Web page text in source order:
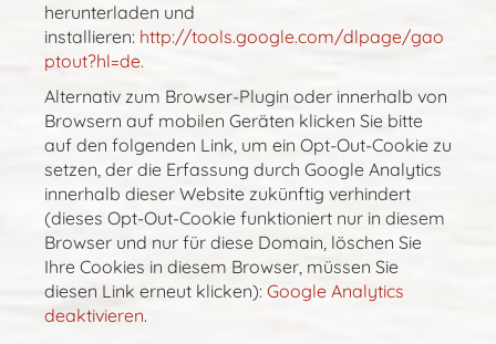
herunterladen und
installieren: http://tools.google.com/dlpage/gao
ptout?hl=de.
Alternativ zum Browser-Plugin oder innerhalb von
Browsern auf mobilen Geräten klicken Sie bitte
auf den folgenden Link, um ein Opt-Out-Cookie zu
setzen, der die Erfassung durch Google Analytics
innerhalb dieser Website zukünftig verhindert
(dieses Opt-Out-Cookie funktioniert nur in diesem
Browser und nur für diese Domain, löschen Sie
Ihre Cookies in diesem Browser, müssen Sie
diesen Link erneut klicken): Google Analytics
deaktivieren.